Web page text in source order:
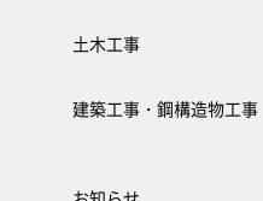
土木工事
建築工事・鋼構造物工事